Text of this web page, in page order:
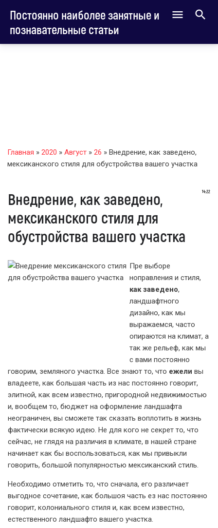
Постоянно наиболее занятные и
познавательные статьи
Главная » 2020 » Август » 26 » Внедрение, как заведено,
мексиканского стиля для обустройства вашего участка
14:22
Внедрение, как заведено,
мексиканского стиля для
обустройства вашего участка
Пре выборе
ноправления и стиля,
как заведено,
ландшафтного
дизайно, как мы
выражаемся, часто
опираются на климат, а
так же рельеф, как мы
с вами постоянно
говорим, земляного участка. Все знают то, что ежели вы
владеете, как большая часть из нас постоянно говорит,
элитной, как всем известно, пригородной недвижимостью
и, вообщем то, бюджет на оформление ландшафта
неограничен, вы сможете так сказать воплотить в жизнь
фактически всякую идею. Не для кого не секрет то, что
сейчас, не глядя на различия в климате, в нашей стране
начинает как бы воспользоваться, как мы привыкли
говорить, большой популярностью мексиканский стиль.
Необходимо отметить то, что сначала, его различает
выгодное сочетание, как большоя часть ез нас постоянно
говорит, колониального стиля и, как всем известно,
естественного ландшафто вашего участка.